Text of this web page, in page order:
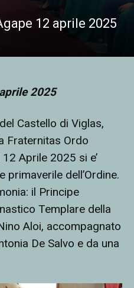
12 aprile 2025
2025
Castello di Viglas,
Fraternitas Ordo
12 Aprile 2025 si e’
primaverile dell’Ordine.
il Principe
Templare della
Aloi, accompagnato
De Salvo e da una